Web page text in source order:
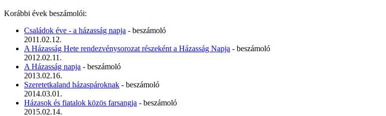
Korábbi évek beszámolói:
Családok éve - a házasság napja - beszámoló
2011.02.12.
A Házasság Hete rendezvénysorozat részeként a Házasság Napja - beszámoló
2012.02.11.
A Házasság napja - beszámoló
2013.02.16.
Szeretetkaland házaspároknak - beszámoló
2014.03.01.
Házasok és fiatalok közös farsangja - beszámoló
2015.02.14.